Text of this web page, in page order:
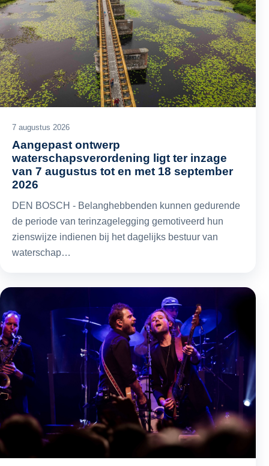
7 augustus 2026
Aangepast ontwerp
waterschapsverordening ligt ter inzage
van 7 augustus tot en met 18 september
2026
DEN BOSCH - Belanghebbenden kunnen gedurende
de periode van terinzagelegging gemotiveerd hun
zienswijze indienen bij het dagelijks bestuur van
waterschap…